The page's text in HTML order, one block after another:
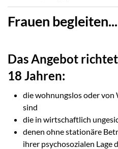
Frauen begleiten...
Das Angebot
18 Jahren:
die wohnungslos oder
sind
die in wirtschaftlich
denen ohne stationäre
ihrer psychosozialen Lage